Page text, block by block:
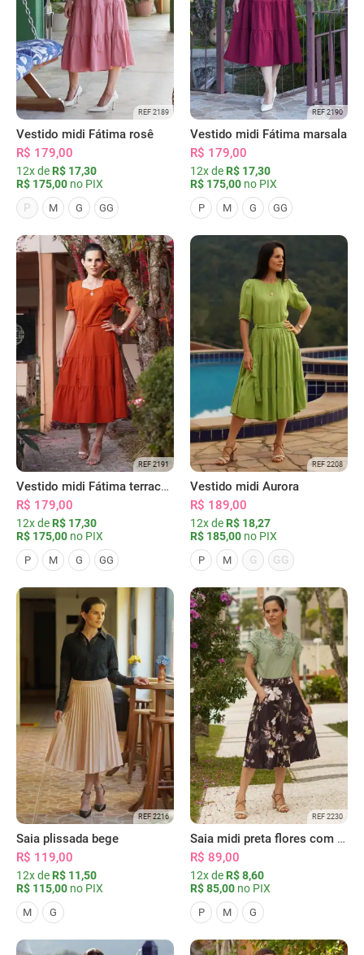
REF 2189
Vestido midi Fátima rosê
R$ 179,00
12x de R$ 17,30
R$ 175,00 no PIX
P
M G GG
REF 2190
Vestido midi Fátima marsala
R$ 179,00
12x de R$ 17,30
R$ 175,00 no PIX
P M G GG
REF 2191
Vestido midi Fátima terracota
R$ 179,00
12x de R$ 17,30
R$ 175,00 no PIX
P M G GG
REF 2208
Vestido midi Aurora
R$ 189,00
12x de R$ 18,27
R$ 185,00 no PIX
P M G GG
REF 2216
Saia plissada bege
R$ 119,00
12x de R$ 11,50
R$ 115,00 no PIX
M G
REF 2230
Saia midi preta flores com bolsos
R$ 89,00
12x de R$ 8,60
R$ 85,00 no PIX
P M G